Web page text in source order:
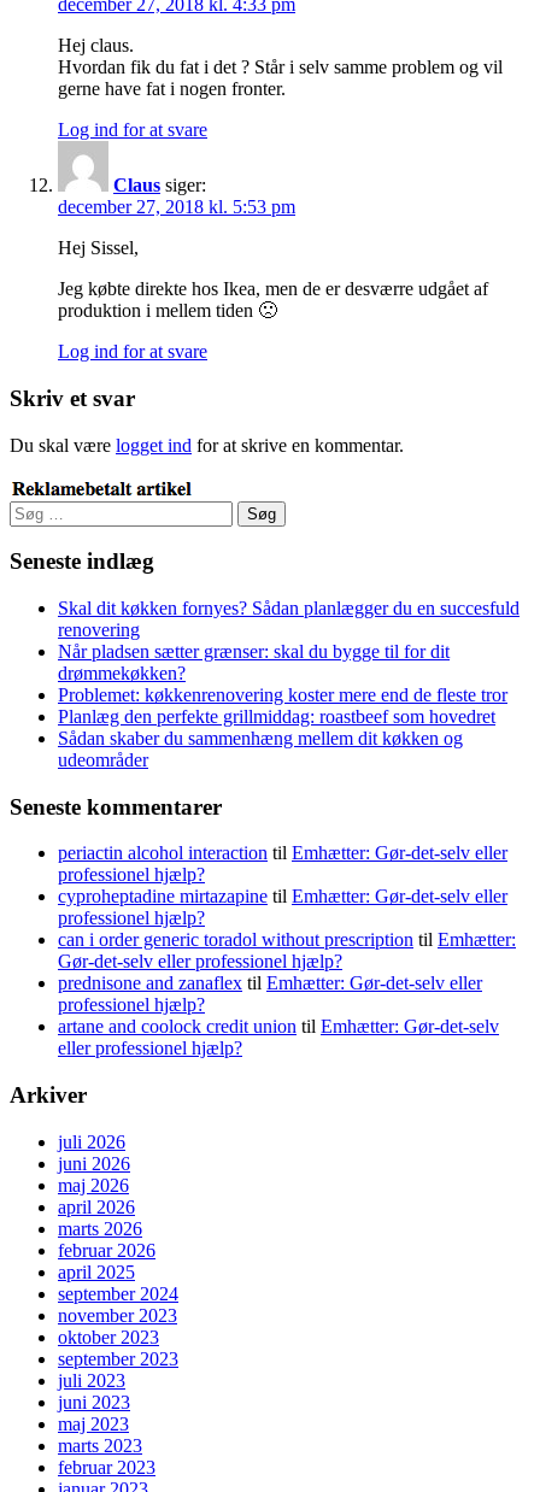
december 27, 2018 kl. 4:33 pm
Hej claus.
Hvordan fik du fat i det ? Står i selv samme problem og vil
gerne have fat i nogen fronter.
Log ind for at svare
Claus siger:
december 27, 2018 kl. 5:53 pm
Hej Sissel,
Jeg købte direkte hos Ikea, men de er desværre udgået af
produktion i mellem tiden 🙁
Log ind for at svare
Skriv et svar
Du skal være logget ind for at skrive en kommentar.
Søg
efter:
Seneste indlæg
Skal dit køkken fornyes? Sådan planlægger du en succesfuld
renovering
Når pladsen sætter grænser: skal du bygge til for dit
drømmekøkken?
Problemet: køkkenrenovering koster mere end de fleste tror
Planlæg den perfekte grillmiddag: roastbeef som hovedret
Sådan skaber du sammenhæng mellem dit køkken og
udeområder
Seneste kommentarer
periactin alcohol interaction til Emhætter: Gør-det-selv eller
professionel hjælp?
cyproheptadine mirtazapine til Emhætter: Gør-det-selv eller
professionel hjælp?
can i order generic toradol without prescription til Emhætter:
Gør-det-selv eller professionel hjælp?
prednisone and zanaflex til Emhætter: Gør-det-selv eller
professionel hjælp?
artane and coolock credit union til Emhætter: Gør-det-selv
eller professionel hjælp?
Arkiver
juli 2026
juni 2026
maj 2026
april 2026
marts 2026
februar 2026
april 2025
september 2024
november 2023
oktober 2023
september 2023
juli 2023
juni 2023
maj 2023
marts 2023
februar 2023